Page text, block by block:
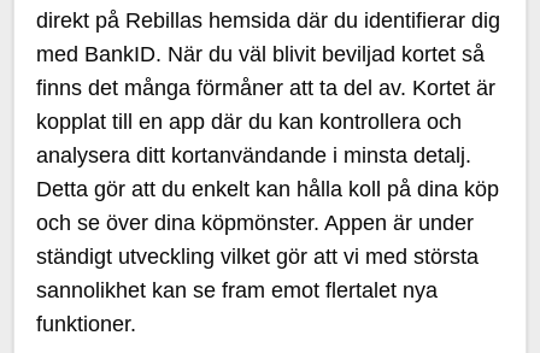
direkt på Rebillas hemsida där du identifierar dig
med BankID. När du väl blivit beviljad kortet så
finns det många förmåner att ta del av. Kortet är
kopplat till en app där du kan kontrollera och
analysera ditt kortanvändande i minsta detalj.
Detta gör att du enkelt kan hålla koll på dina köp
och se över dina köpmönster. Appen är under
ständigt utveckling vilket gör att vi med största
sannolikhet kan se fram emot flertalet nya
funktioner.